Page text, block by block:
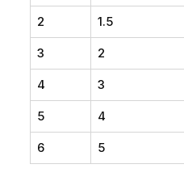
2 1.5
3 2
4 3
5 4
6 5